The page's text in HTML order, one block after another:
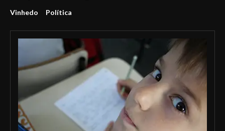
Vinhedo Política